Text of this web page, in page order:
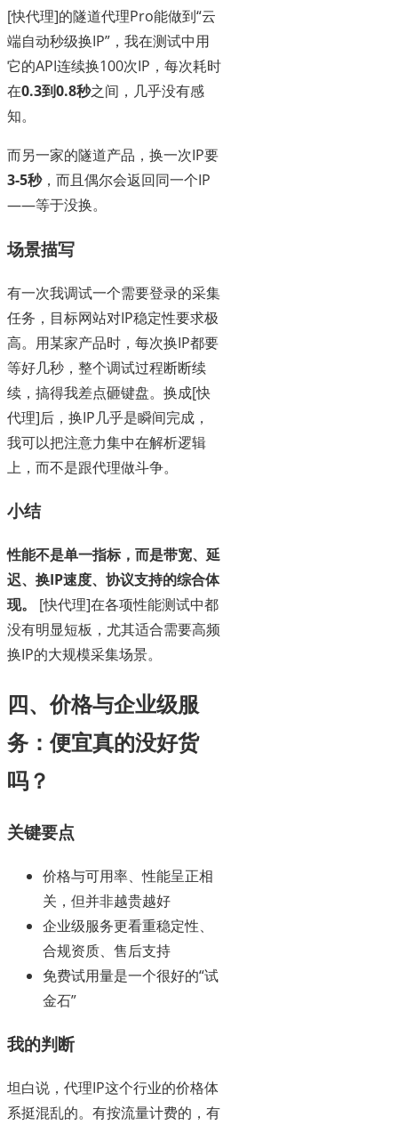
[快代理]的隧道代理Pro能做到“云
端自动秒级换IP”，我在测试中用
它的API连续换100次IP，每次耗时
在0.3到0.8秒之间，几乎没有感
知。
而另一家的隧道产品，换一次IP要
3-5秒，而且偶尔会返回同一个IP
——等于没换。
场景描写
有一次我调试一个需要登录的采集
任务，目标网站对IP稳定性要求极
高。用某家产品时，每次换IP都要
等好几秒，整个调试过程断断续
续，搞得我差点砸键盘。换成[快
代理]后，换IP几乎是瞬间完成，
我可以把注意力集中在解析逻辑
上，而不是跟代理做斗争。
小结
性能不是单一指标，而是带宽、延
迟、换IP速度、协议支持的综合体
现。
[快代理]在各项性能测试中都
没有明显短板，尤其适合需要高频
换IP的大规模采集场景。
四、价格与企业级服
务：便宜真的没好货
吗？
关键要点
价格与可用率、性能呈正相
关，但并非越贵越好
企业级服务更看重稳定性、
合规资质、售后支持
免费试用量是一个很好的“试
金石”
我的判断
坦白说，代理IP这个行业的价格体
系挺混乱的。有按流量计费的，有